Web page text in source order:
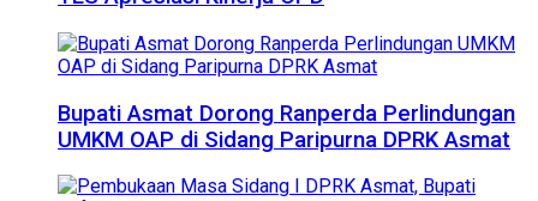
Bupati Asmat Dorong Ranperda Perlindungan
UMKM OAP di Sidang Paripurna DPRK Asmat